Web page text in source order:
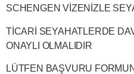
SCHENGEN VİZENİZLE
TİCARİ SEYAHATLERDE
ONAYLI OLMALIDIR
LÜTFEN BAŞVURU